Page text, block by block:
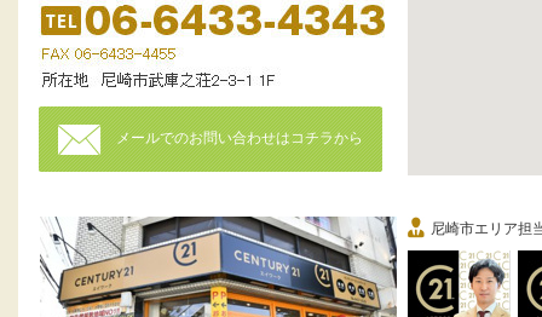
メールでのお問い合わせはコチラから
尼崎市エリア担